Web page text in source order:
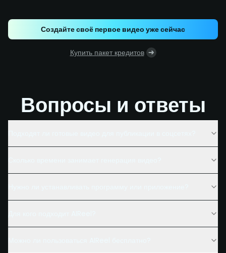
Создайте своё первое видео уже сейчас
Купить пакет кредитов
Вопросы и ответы